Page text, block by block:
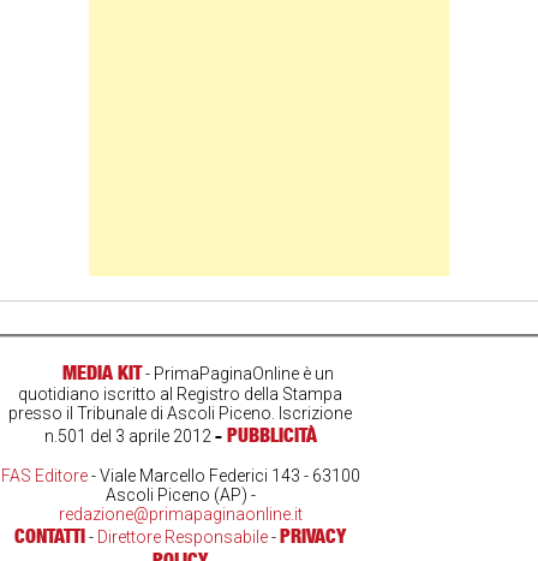
MEDIA KIT- PrimaPaginaOnline è un
quotidiano iscritto al Registro della Stampa
presso il Tribunale di Ascoli Piceno. Iscrizione
n.501 del 3 aprile 2012- PUBBLICITÀ
FAS Editore- Viale Marcello Federici 143 - 63100
Ascoli Piceno (AP) -
redazione@primapaginaonline.it
CONTATTI- Direttore Responsabile-PRIVACY